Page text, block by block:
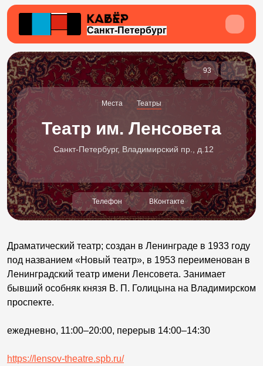
Санкт-Петербург
93
Места Театры
Театр им. Ленсовета
Санкт-Петербург, Владимирский пр., д.12
Телефон ВКонтакте
Драматический театр; создан в Ленинграде в 1933 году
под названием «Новый театр», в 1953 переименован в
Ленинградский театр имени Ленсовета. Занимает
бывший особняк князя В. П. Голицына на Владимирском
проспекте.
ежедневно, 11:00–20:00, перерыв 14:00–14:30
https://lensov-theatre.spb.ru/